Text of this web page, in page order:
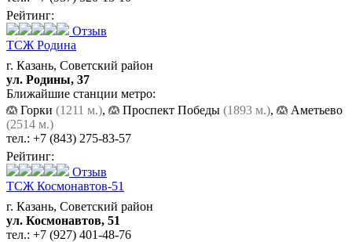
Рейтинг:
Отзыв
ТСЖ Родина
г. Казань, Советский район
ул. Родины, 37
Ближайшие станции метро:
Горки (1211 м.), Проспект Победы (1893 м.),
Аметьево
(2514 м.)
тел.: +7 (843) 275-83-57
Рейтинг:
Отзыв
ТСЖ Космонавтов-51
г. Казань, Советский район
ул. Космонавтов, 51
тел.: +7 (927) 401-48-76